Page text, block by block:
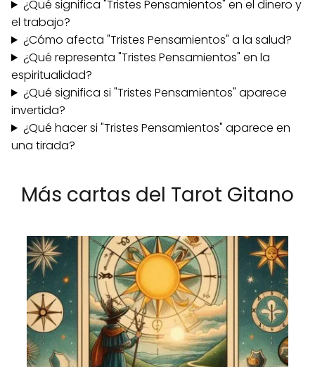
¿Qué significa "Tristes Pensamientos" en el dinero y
el trabajo?
¿Cómo afecta "Tristes Pensamientos" a la salud?
¿Qué representa "Tristes Pensamientos" en la
espiritualidad?
¿Qué significa si "Tristes Pensamientos" aparece
invertida?
¿Qué hacer si "Tristes Pensamientos" aparece en
una tirada?
Más cartas del Tarot Gitano